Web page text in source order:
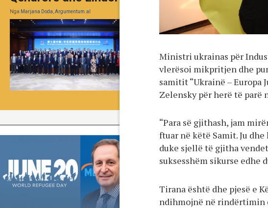
Ministri ukrainas për
vlerësoi mikpritjen dhe
samitit “Ukrainë – Europa
Zelensky për herë të parë
“Para së gjithash, jam
ftuar në këtë Samit. Ju
duke sjellë të gjitha
suksesshëm sikurse edhe
Tirana është dhe pjesë e
ndihmojnë në rindërtimin
Nga Marjana Doda, Argumentum.al